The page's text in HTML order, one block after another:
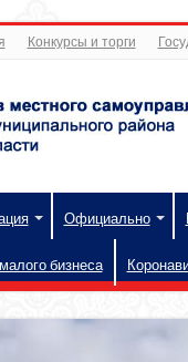
Конкурсы и торги
Официально
бизнеса